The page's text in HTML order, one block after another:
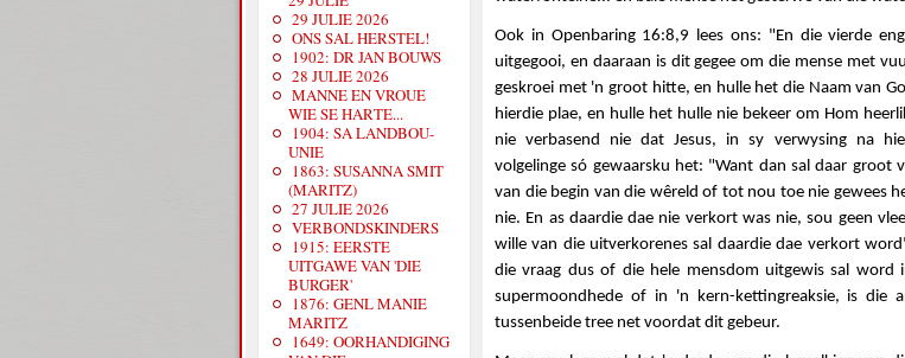
29 JULIE 2026
ONS SAL HERSTEL!
1902: DR JAN BOUWS
28 JULIE 2026
MANNE EN VROUE
WIE SE HARTE...
1904: SA LANDBOU-
UNIE
1863: SUSANNA SMIT
(MARITZ)
27 JULIE 2026
VERBONDSKINDERS
1915: EERSTE
UITGAWE VAN 'DIE
BURGER'
1876: GENL MANIE
MARITZ
1649: OORHANDIGING
Ook in Openbaring 16:8,9 lees ons: "En die vierde
uitgegooi, en daaraan is dit gegee om die mense met
geskroei met 'n groot hitte, en hulle het die Naam van
hierdie plae, en hulle het hulle nie bekeer om Hom
nie verbasend nie dat Jesus, in sy verwysing na
volgelinge só gewaarsku het: "Want dan sal daar groot
van die begin van die wêreld of tot nou toe nie gewees
nie. En as daardie dae nie verkort was nie, sou geen
wille van die uitverkorenes sal daardie dae verkort
die vraag dus of die hele mensdom uitgewis sal word
supermoondhede of in 'n kern-kettingreaksie, is die
tussenbeide tree net voordat dit gebeur.